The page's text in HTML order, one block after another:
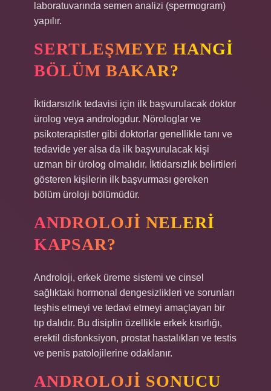
laboratuvarında semen analizi (spermogram)
yapılır.
SERTLEŞMEYE HANGI
BÖLÜM BAKAR?
İktidarsızlık tedavisi için ilk başvurulacak doktor
ürolog veya andrologdur. Nörologlar ve
psikoterapistler gibi doktorlar genellikle tanı ve
tedavide yer alsa da ilk başvurulacak kişi
uzman bir ürolog olmalıdır. İktidarsızlık belirtileri
gösteren kişilerin ilk başvurması gereken
bölüm üroloji bölümüdür.
ANDROLOJI NELERI
KAPSAR?
Androloji, erkek üreme sistemi ve cinsel
sağlıktaki hormonal dengesizlikleri ve sorunları
teşhis etmeyi ve tedavi etmeyi amaçlayan bir
tıp dalıdır. Bu disiplin özellikle erkek kısırlığı,
erektil disfonksiyon, prostat hastalıkları ve testis
ve penis patolojilerine odaklanır.
ANDROLOJI SONUCU